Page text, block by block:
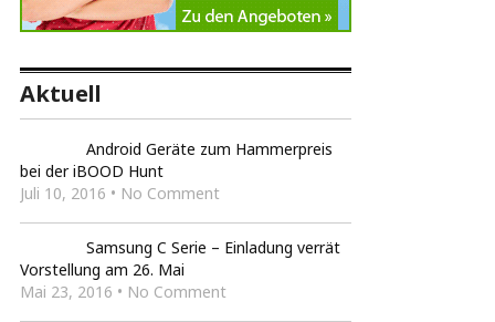
Aktuell
Android Geräte zum Hammerpreis
bei der iBOOD Hunt
Juli 10, 2016 • No Comment
Samsung C Serie – Einladung verrät
Vorstellung am 26. Mai
Mai 23, 2016 • No Comment